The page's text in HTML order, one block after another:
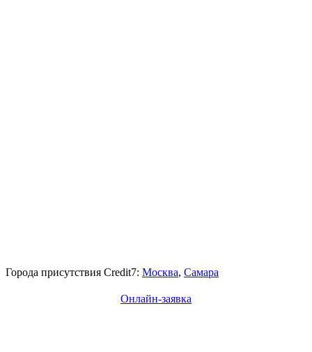
Города присутствия Credit7: Москва, Самара
Онлайн-заявка